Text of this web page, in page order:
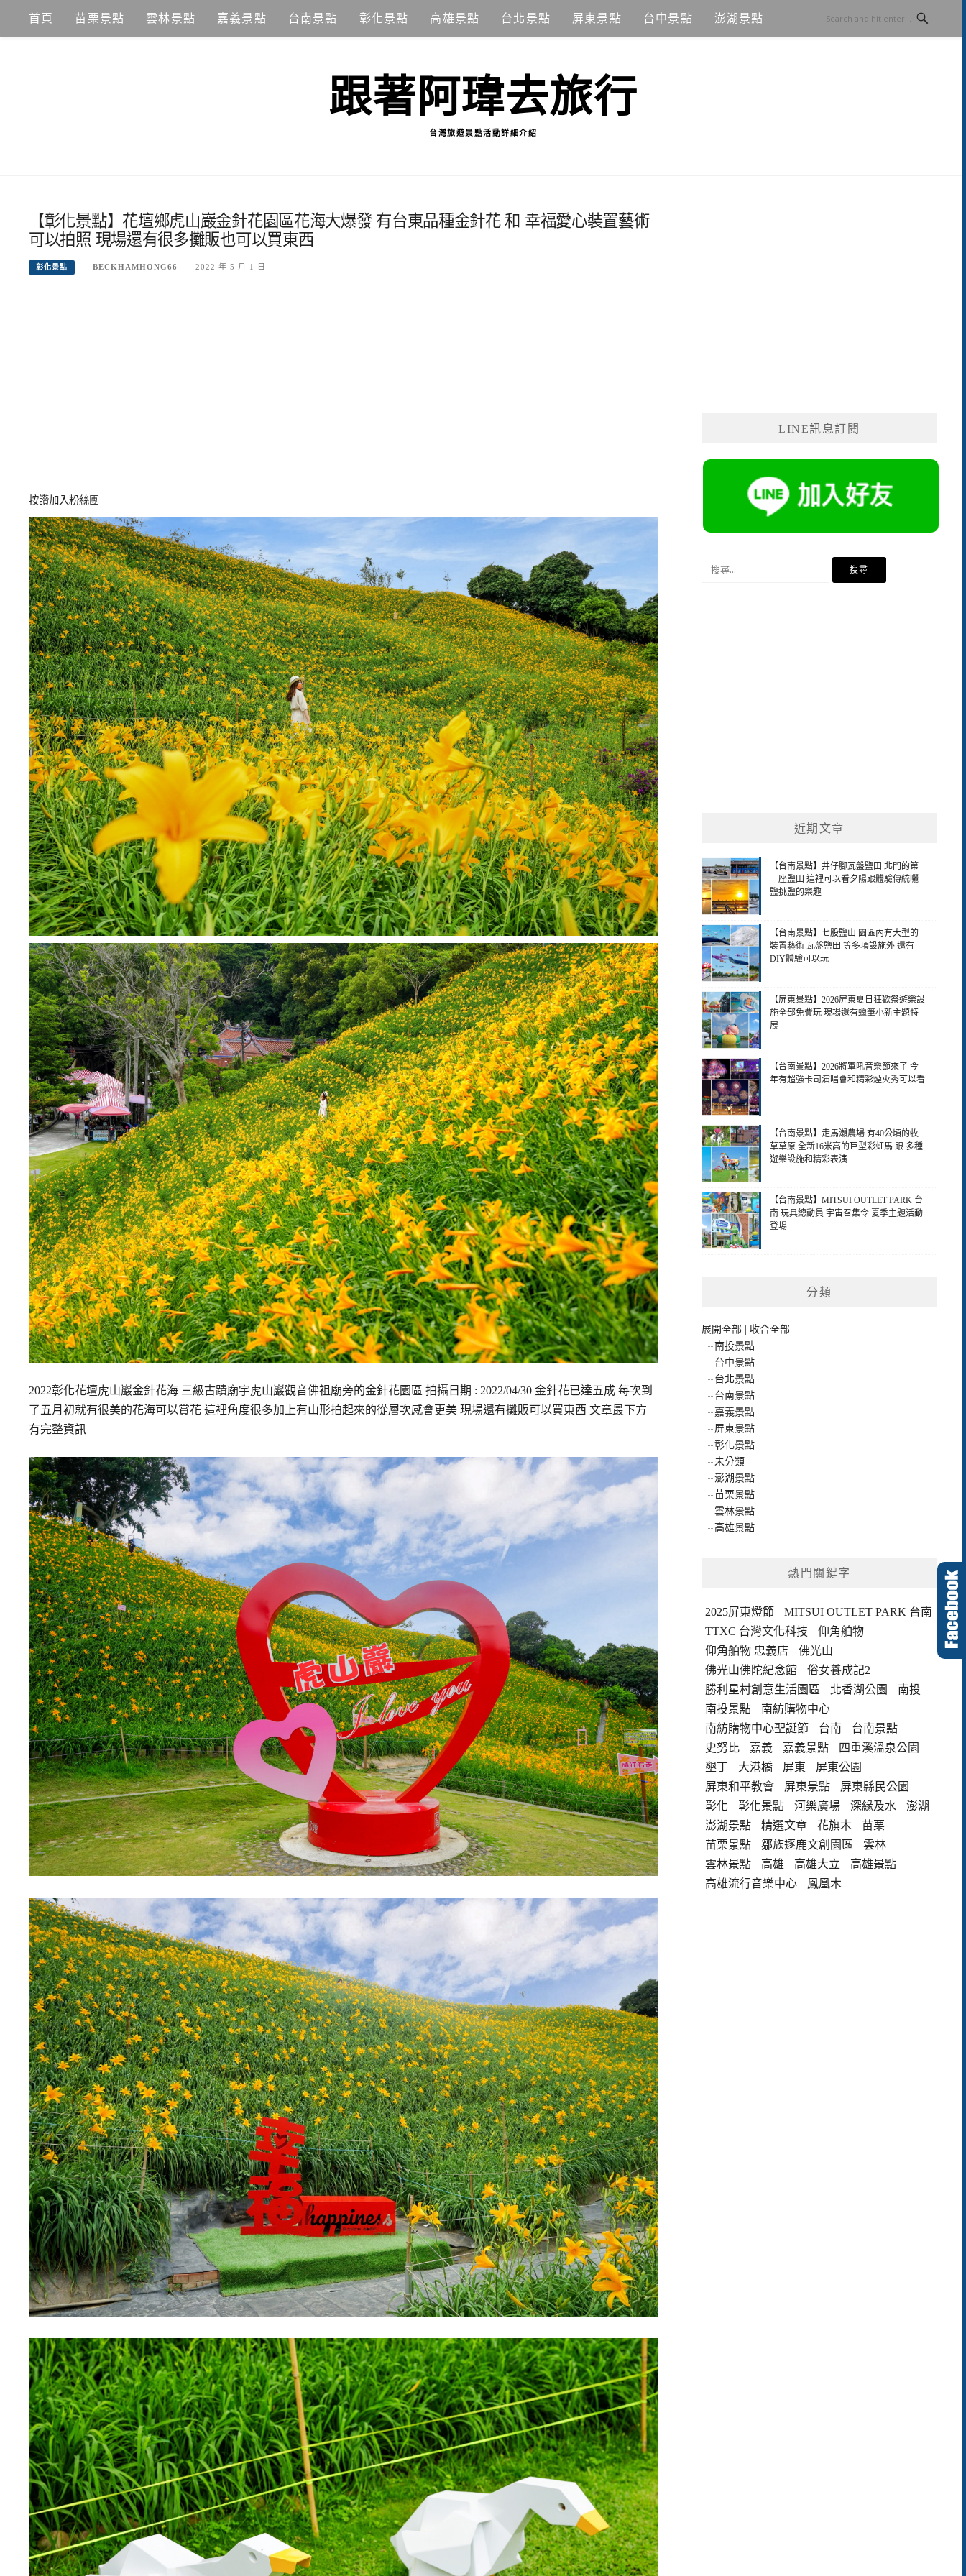
content
首頁 苗栗景點 雲林景點 嘉義景點 台南景點 彰化景點 高雄景點 台北景點 屏東景點 台中景點 澎湖景點
跟著阿瑋去旅行
台灣旅遊景點活動詳細介紹
【彰化景點】花壇鄉虎山巖金針花園區花海大爆發 有台東品種金針花 和 幸福愛心裝置藝術
可以拍照 現場還有很多攤販也可以買東西
彰化景點 BECKHAMHONG66 2022 年 5 月 1 日
按讚加入粉絲團
2022彰化花壇虎山巖金針花海 三級古蹟廟宇虎山巖觀音佛祖廟旁的金針花園區 拍攝日期 : 2022/04/30 金針花已達五成 每次到
了五月初就有很美的花海可以賞花 這裡角度很多加上有山形拍起來的從層次感會更美 現場還有攤販可以買東西 文章最下方
有完整資訊
LINE訊息訂閱
近期文章
【台南景點】井仔腳瓦盤鹽田 北門的第
一座鹽田 這裡可以看夕陽跟體驗傳統曬
鹽挑鹽的樂趣
【台南景點】七股鹽山 園區內有大型的
裝置藝術 瓦盤鹽田 等多項設施外 還有
DIY體驗可以玩
【屏東景點】2026屏東夏日狂歡祭遊樂設
施全部免費玩 現場還有蠟筆小新主題特
展
【台南景點】2026將軍吼音樂節來了 今
年有超強卡司演唱會和精彩煙火秀可以看
【台南景點】走馬瀨農場 有40公頃的牧
草草原 全新16米高的巨型彩虹馬 跟 多種
遊樂設施和精彩表演
【台南景點】MITSUI OUTLET PARK 台
南 玩具總動員 宇宙召集令 夏季主題活動
登場
分類
展開全部
收合全部
南投景點
台中景點
台北景點
台南景點
嘉義景點
屏東景點
彰化景點
未分類
澎湖景點
苗栗景點
雲林景點
高雄景點
熱門關鍵字
2025屏東燈節
MITSUI OUTLET PARK 台南
TTXC 台灣文化科技
仰角舶物
仰角舶物 忠義店
佛光山
佛光山佛陀紀念館
俗女養成記2
勝利星村創意生活園區
北香湖公園
南投
南投景點
南紡購物中心
南紡購物中心聖誕節
台南
台南景點
史努比
嘉義 嘉義景點
四重溪溫泉公園
墾丁
大港橋 屏東
屏東公園
屏東和平教會
屏東景點
屏東縣民公園
彰化
彰化景點 河樂廣場 深緣及水
澎湖
澎湖景點
精選文章 花旗木
苗栗
苗栗景點
鄒族逐鹿文創園區
雲林
雲林景點
高雄 高雄大立
高雄景點
高雄流行音樂中心
鳳凰木